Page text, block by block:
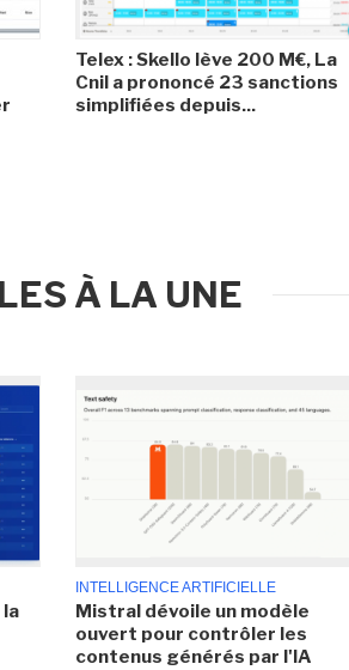
Telex : Skello lève 200 M€, La
Cnil a prononcé 23 sanctions
simplifiées depuis...
À LA UNE
INTELLIGENCE ARTIFICIELLE
Mistral dévoile un modèle
ouvert pour contrôler les
contenus générés par l'IA